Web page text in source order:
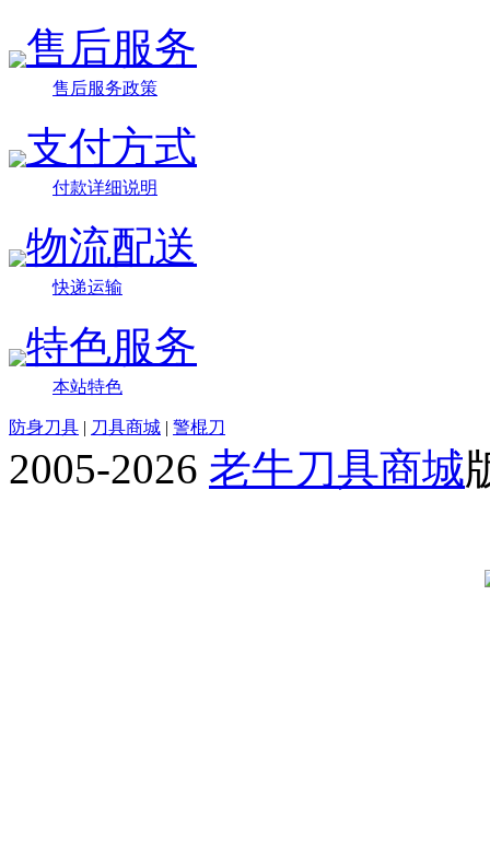
售后服务
售后服务政策
支付方式
付款详细说明
物流配送
快递运输
特色服务
本站特色
防身刀具 | 刀具商城 | 警棍刀
2005-2026 老牛刀具商城